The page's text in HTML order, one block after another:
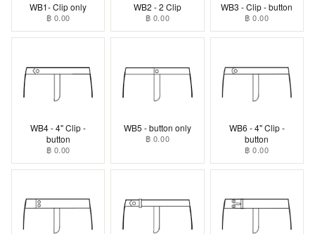
WB1- Clip only
฿ 0.00
WB2 - 2 Clip
฿ 0.00
WB3 - Clip - button
฿ 0.00
WB4 - 4" Clip -
button
฿ 0.00
WB5 - button only
฿ 0.00
WB6 - 4" Clip -
button
฿ 0.00